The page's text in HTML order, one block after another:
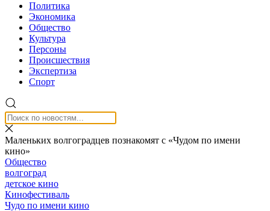
Политика
Экономика
Общество
Культура
Персоны
Происшествия
Экспертиза
Спорт
Маленьких волгоградцев познакомят с «Чудом по имени
кино»
Общество
волгоград
детское кино
Кинофестиваль
Чудо по имени кино